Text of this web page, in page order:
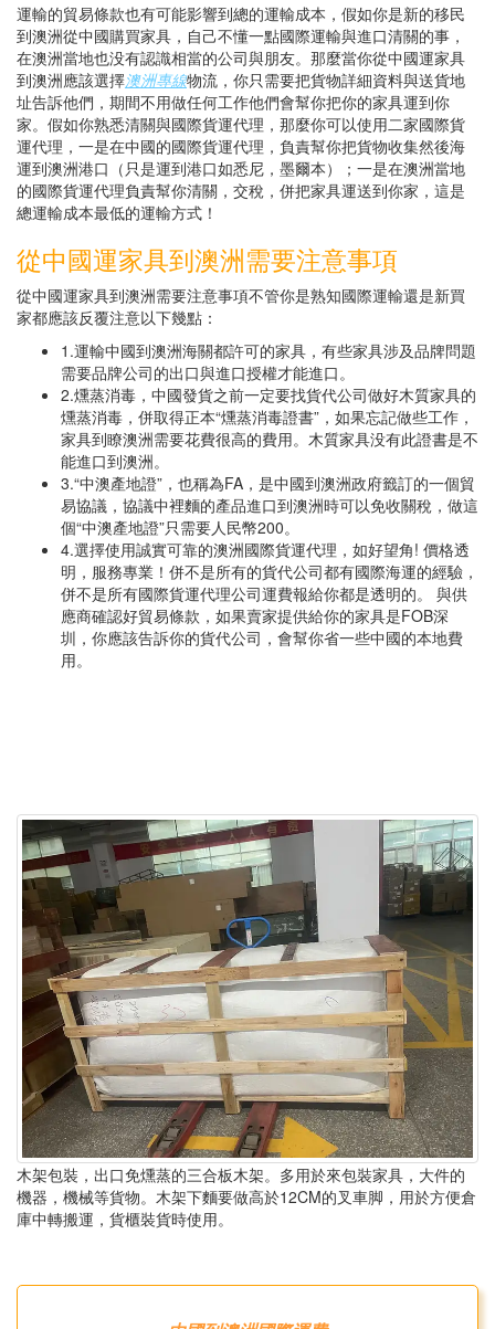
運輸的貿易條款也有可能影響到總的運輸成本，假如你是新的移民
到澳洲從中國購買家具，自己不懂一點國際運輸與進口清關的事，
在澳洲當地也没有認識相當的公司與朋友。那麼當你從中國運家具
到澳洲應該選擇澳洲專線物流，你只需要把貨物詳細資料與送貨地
址告訴他們，期間不用做任何工作他們會幫你把你的家具運到你
家。假如你熟悉清關與國際貨運代理，那麼你可以使用二家國際貨
運代理，一是在中國的國際貨運代理，負責幫你把貨物收集然後海
運到澳洲港口（只是運到港口如悉尼，墨爾本）；一是在澳洲當地
的國際貨運代理負責幫你清關，交稅，併把家具運送到你家，這是
總運輸成本最低的運輸方式！
從中國運家具到澳洲需要注意事項
從中國運家具到澳洲需要注意事項不管你是熟知國際運輸還是新買
家都應該反覆注意以下幾點：
1.運輸中國到澳洲海關都許可的家具，有些家具涉及品牌問題
需要品牌公司的出口與進口授權才能進口。
2.燻蒸消毒，中國發貨之前一定要找貨代公司做好木質家具的
燻蒸消毒，併取得正本“燻蒸消毒證書”，如果忘記做些工作，
家具到瞭澳洲需要花費很高的費用。木質家具没有此證書是不
能進口到澳洲。
3.“中澳產地證”，也稱為FA，是中國到澳洲政府籤訂的一個貿
易協議，協議中裡麵的產品進口到澳洲時可以免收關稅，做這
個“中澳產地證”只需要人民幣200。
4.選擇使用誠實可靠的澳洲國際貨運代理，如好望角! 價格透
明，服務專業！併不是所有的貨代公司都有國際海運的經驗，
併不是所有國際貨運代理公司運費報給你都是透明的。 與供
應商確認好貿易條款，如果賣家提供給你的家具是FOB深
圳，你應該告訴你的貨代公司，會幫你省一些中國的本地費
用。
木架包裝，出口免燻蒸的三合板木架。多用於來包裝家具，大件的
機器，機械等貨物。木架下麵要做高於12CM的叉車脚，用於方便倉
庫中轉搬運，貨櫃裝貨時使用。